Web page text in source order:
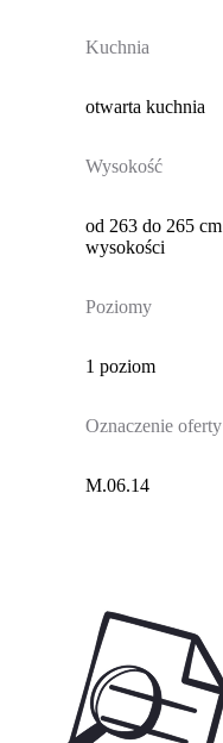
Kuchnia
otwarta kuchnia
Wysokość
od 263 do 265 cm
wysokości
Poziomy
1 poziom
Oznaczenie oferty
M.06.14